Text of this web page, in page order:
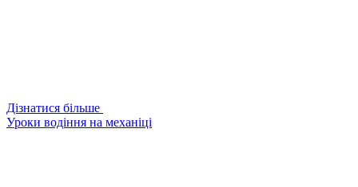
Дізнатися більше
Уроки водіння на механіці